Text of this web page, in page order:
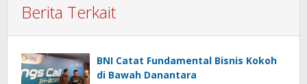
Berita Terkait
BNI Catat Fundamental Bisnis Kokoh
di Bawah Danantara